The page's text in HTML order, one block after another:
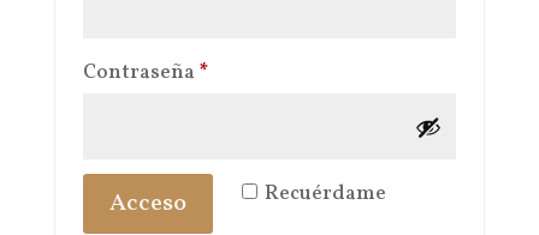
Contraseña *Obligatorio
Recuérdame
Acceso